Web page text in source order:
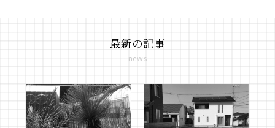
最新の記事
news